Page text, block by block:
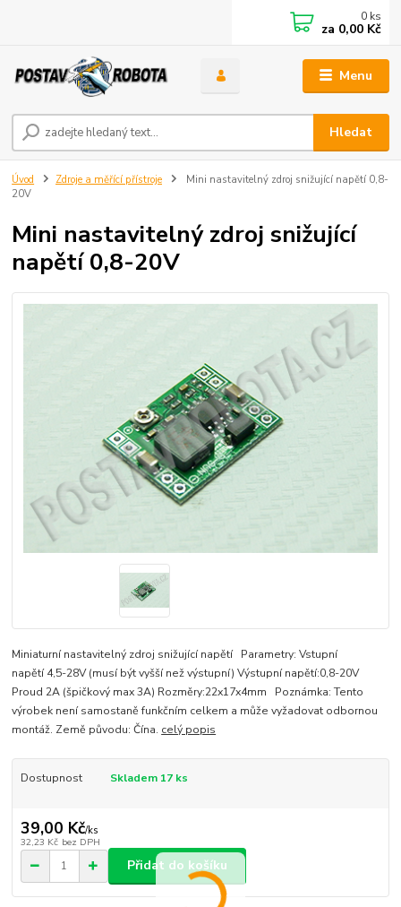
Menu
Hledat
0 ks
za 0,00 Kč
Úvod Zdroje a měřící přístroje
Mini nastavitelný zdroj snižující napětí 0,8-
20V
Mini nastavitelný zdroj snižující
napětí 0,8-20V
Miniaturní nastavitelný zdroj snižující napětí Parametry: Vstupní
napětí 4,5-28V (musí být vyšší než výstupní) Výstupní napětí:0,8-20V
Proud 2A (špičkový max 3A) Rozměry:22x17x4mm Poznámka: Tento
výrobek není samostaně funkčním celkem a může vyžadovat odbornou
montáž. Země původu: Čína. celý popis
Dostupnost Skladem 17 ks
39,00 Kč/ks
32,23 Kč bez DPH
Přidat do košíku